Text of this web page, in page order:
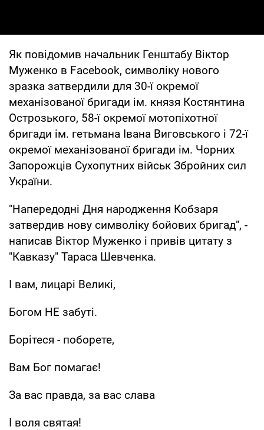
Як повідомив начальник Генштабу Віктор
Муженко в Facebook, символіку нового
зразка затвердили для 30-ї окремої
механізованої бригади ім. князя Костянтина
Острозького, 58-ї окремої мотопіхотної
бригади ім. гетьмана Івана Виговського і 72-ї
окремої механізованої бригади ім. Чорних
Запорожців Сухопутних військ Збройних сил
України.
"Напередодні Дня народження Кобзаря
затвердив нову символіку бойових бригад", -
написав Віктор Муженко і привів цитату з
"Кавказу" Тараса Шевченка.
І вам, лицарі Великі,
Богом НЕ забуті.
Борітеся - поборете,
Вам Бог помагає!
За вас правда, за вас слава
І воля святая!